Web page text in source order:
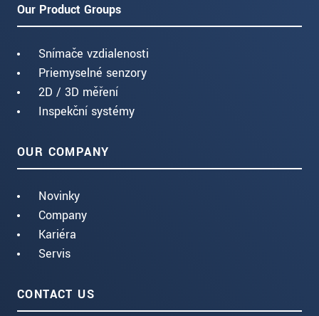
Our Product Groups
Snímače vzdialenosti
Priemyselné senzory
2D / 3D měření
Inspekční systémy
OUR COMPANY
Novinky
Company
Kariéra
Servis
CONTACT US